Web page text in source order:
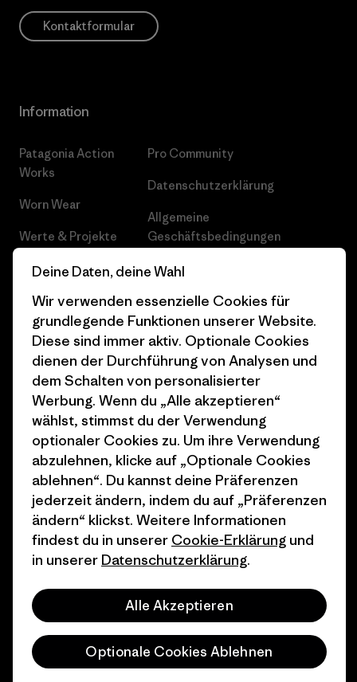
Kontaktformular
Information
Patagonia Action
Works
Worn Wear
Werte & Projekte
Progress Report
Business Unusual
Klimaziele
1% For The Planet
Wie wir finanzieren
Geschenkgutscheine
Stores in deiner Nähe
Pro Community
Datenschutzerklärung
Allgemeine
Geschäftsbedingungen
Cookie Einstellungen
Karriere
Pressekontakt
Industry program
Affiliate-Programm
Patagonia Schweiz
Seitenverzeichnis
© 2026 Patagonia, Inc. All Rights Reserved.
Deine Daten, deine Wahl
Wir verwenden essenzielle Cookies für
grundlegende Funktionen unserer Website.
Diese sind immer aktiv. Optionale Cookies
dienen der Durchführung von Analysen und
dem Schalten von personalisierter
Werbung. Wenn du „Alle akzeptieren“
wählst, stimmst du der Verwendung
optionaler Cookies zu. Um ihre Verwendung
abzulehnen, klicke auf „Optionale Cookies
ablehnen“. Du kannst deine Präferenzen
jederzeit ändern, indem du auf „Präferenzen
ändern“ klickst. Weitere Informationen
findest du in unserer Cookie-Erklärung und
in unserer Datenschutzerklärung.
Alle Akzeptieren
Optionale Cookies Ablehnen